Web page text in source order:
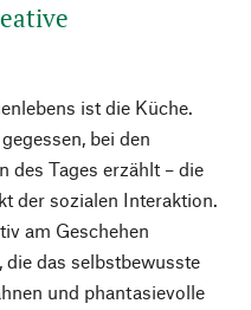
ist die Küche.
bei den
des Tages erzählt – die
der sozialen Interaktion.
am Geschehen
das selbstbewusste
und phantasievolle